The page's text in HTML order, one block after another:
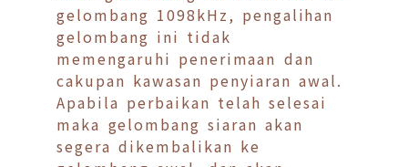
gelombang 1098kHz, pengalihan
gelombang ini tidak
memengaruhi penerimaan dan
cakupan kawasan penyiaran awal.
Apabila perbaikan telah selesai
maka gelombang siaran akan
segera dikembalikan ke